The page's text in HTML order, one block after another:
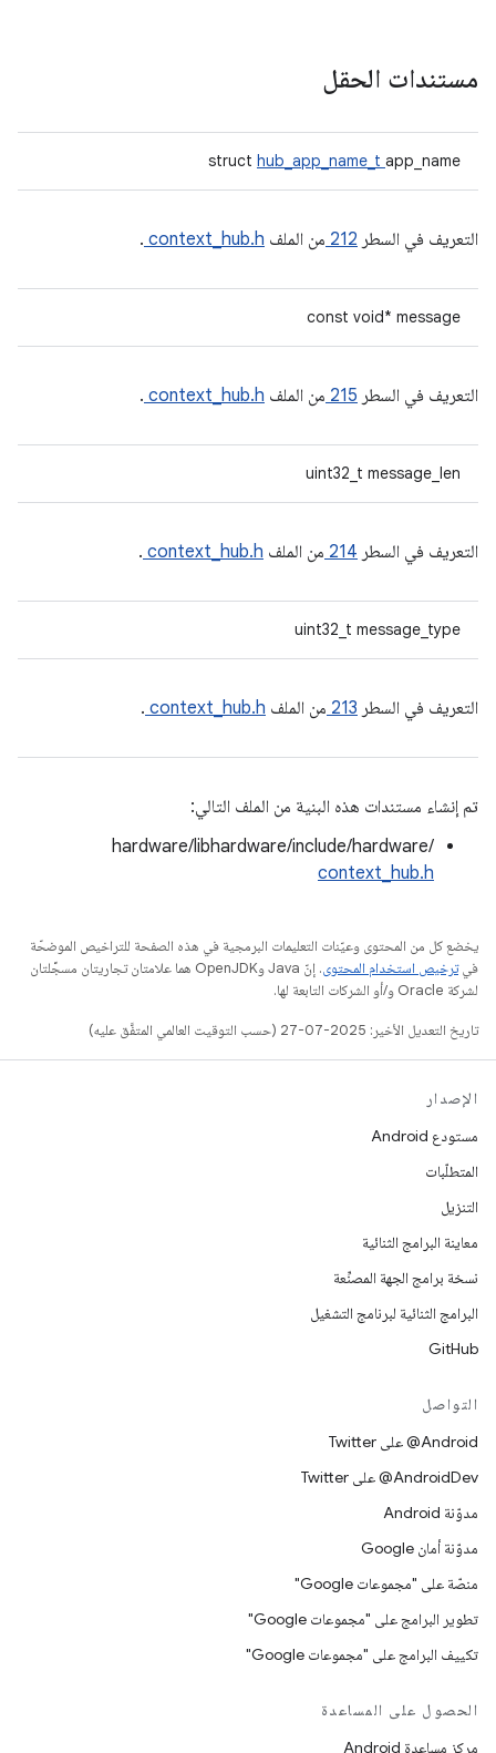
مستندات الحقل
struct hub_app_name_t app_name
التعريف في السطر 212 من الملف context_hub.h
.
const void* message
التعريف في السطر 215 من الملف context_hub.h
.
uint32_t message_len
التعريف في السطر 214 من الملف context_hub.h
.
uint32_t message_type
التعريف في السطر 213 من الملف context_hub.h
.
تم إنشاء مستندات هذه البنية من الملف التالي:
hardware/libhardware/include/hardware/
context_hub.h
يخضع كل من المحتوى وعيّنات التعليمات البرمجية في هذه الصفحة للتراخيص الموضحّة
فيترخيص استخدام المحتوى
. إنّ Java وOpenJDK هما علامتان تجاريتان مسجَّلتان
لشركة Oracle و/أو الشركات التابعة لها.
تاريخ التعديل الأخير: 2025-07-27 (حسب التوقيت العالمي المتفَّق عليه)
الإصدار
مستودع Android
المتطلّبات
التنزيل
معاينة البرامج الثنائية
نسخة برامج الجهة المصنِّعة
البرامج الثنائية لبرنامج التشغيل
GitHub
التواصل
‎@Android على Twitter
‎@AndroidDev على Twitter
مدوّنة Android
مدوّنة أمان Google
منصّة على "مجموعات Google"
تطوير البرامج على "مجموعات Google"
تكييف البرامج على "مجموعات Google"
الحصول على المساعدة
مركز مساعدة Android